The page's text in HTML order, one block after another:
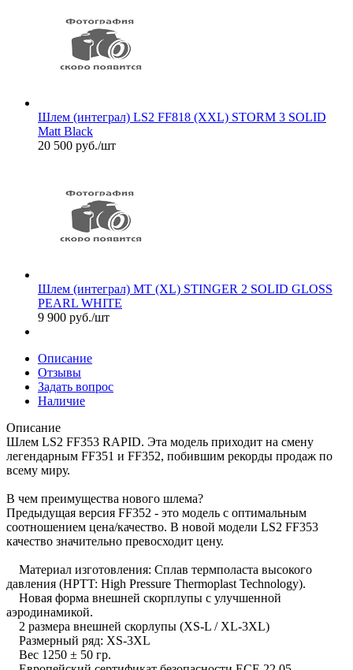
Шлем (интеграл) LS2 FF818 (XXL) STORM 3 SOLID
Matt Black
20 500 руб./шт
Шлем (интеграл) MT (XL) STINGER 2 SOLID GLOSS
PEARL WHITE
9 900 руб./шт
Описание
Отзывы
Задать вопрос
Наличие
Описание
Шлем LS2 FF353 RAPID. Эта модель приходит на смену
легендарным FF351 и FF352, побившим рекорды продаж по
всему миру.
В чем преимущества нового шлема?
Предыдущая версия FF352 - это модель с оптимальным
соотношением цена/качество. В новой модели LS2 FF353
качество значительно превосходит цену.
Материал изготовления: Сплав термполаста высокого
давления (HPTT: High Pressure Thermoplast Technology).
Новая форма внешней скорплупы с улучшенной
аэродинамикой.
2 размера внешней скорлупы (XS-L / XL-3XL)
Размерный ряд: XS-3XL
Вес 1250 ± 50 гр.